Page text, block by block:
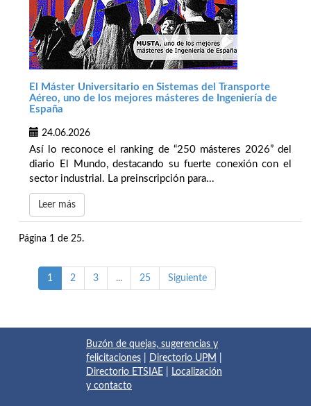
El Máster Universitario en Sistemas del Transporte
Aéreo, uno de los mejores másteres de Ingeniería de
España
24.06.2026
Así lo reconoce el ranking de “250 másteres 2026” del
diario El Mundo, destacando su fuerte conexión con el
sector industrial. La preinscripción para...
Leer más
Página 1 de 25.
1 2 3 ... 25 Siguiente
Buzón de quejas, sugerencias y
felicitaciones
Directorio UPM
Directorio ETSIAE
Localización
y contacto